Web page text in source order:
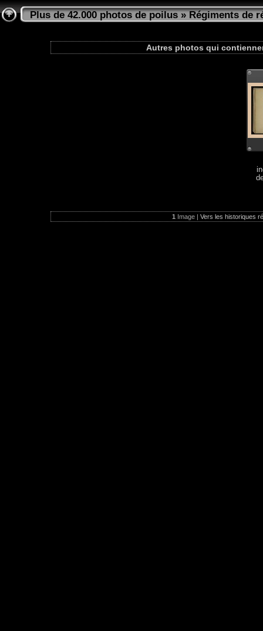
Plus de 42.000 photos de poilus»Régiments de
Autres photos qui
1 Image | Vers les historiques